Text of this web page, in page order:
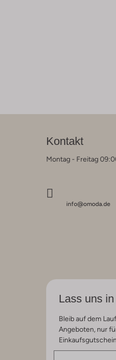
Kontakt
Montag - Freitag
info@omoda.de
Lass uns
Bleib auf dem
Angeboten, nur